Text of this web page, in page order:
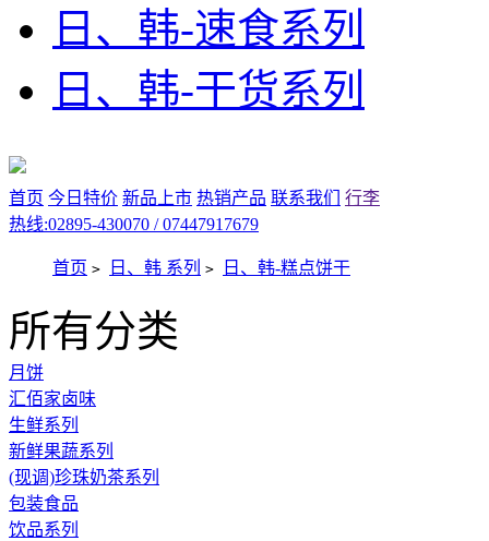
日、韩-速食系列
日、韩-干货系列
首页 今日特价 新品上市 热销产品 联系我们
行李
热线:02895-430070 / 07447917679
首页 > 日、韩 系列 > 日、韩-糕点饼干
所有分类
月饼
汇佰家卤味
生鲜系列
新鲜果蔬系列
(现调)珍珠奶茶系列
包装食品
饮品系列